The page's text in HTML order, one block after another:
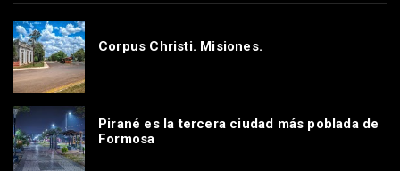
Corpus Christi. Misiones.
Pirané es la tercera ciudad más poblada de
Formosa